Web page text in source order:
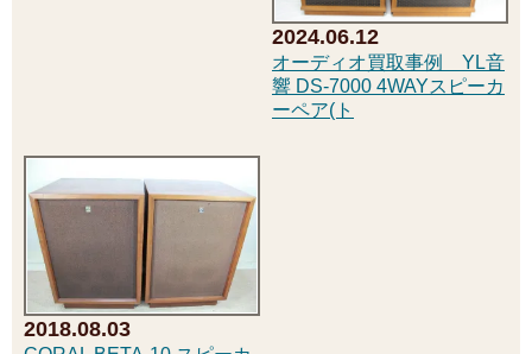
2024.06.12
オーディオ買取事例 YL音
響 DS-7000 4WAYスピーカ
ーペア(ト
2018.08.03